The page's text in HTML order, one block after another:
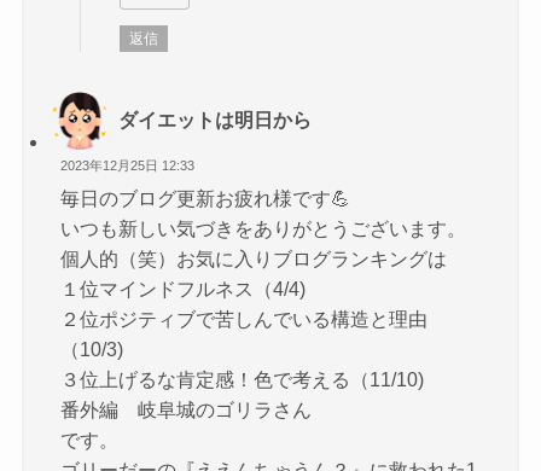
返信
ダイエットは明日から
2023年12月25日 12:33
毎日のブログ更新お疲れ様です💪
いつも新しい気づきをありがとうございます。
個人的（笑）お気に入りブログランキングは
１位マインドフルネス（4/4)
２位ポジティブで苦しんでいる構造と理由
（10/3)
３位上げるな肯定感！色で考える（11/10)
番外編 岐阜城のゴリラさん
です。